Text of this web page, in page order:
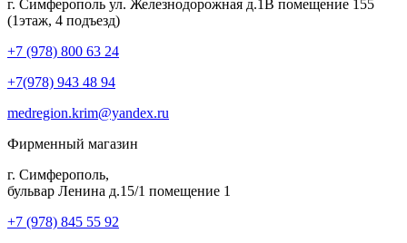
г. Симферополь ул. Железнодорожная д.1В помещение 155
(1этаж, 4 подъезд)
+7 (978) 800 63 24
+7(978) 943 48 94
medregion.krim@yandex.ru
Фирменный магазин
г. Симферополь,
бульвар Ленина д.15/1 помещение 1
+7 (978) 845 55 92